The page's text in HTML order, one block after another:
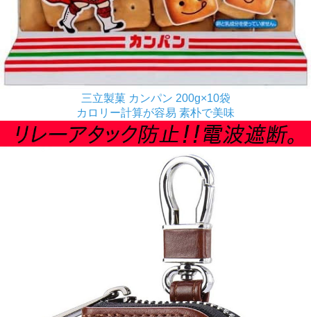
三立製菓 カンパン 200g×10袋
カロリー計算が容易 素朴で美味